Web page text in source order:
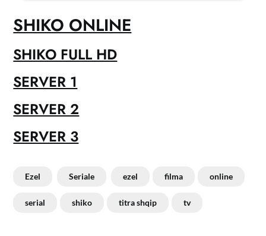
SHIKO ONLINE
SHIKO FULL HD
SERVER 1
SERVER 2
SERVER 3
Ezel Seriale ezel filma online
serial shiko titra shqip tv